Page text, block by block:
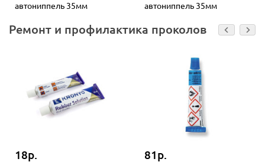
автониппель 35мм
автониппель 35мм
Ремонт и профилактика проколов
18р. 81р.